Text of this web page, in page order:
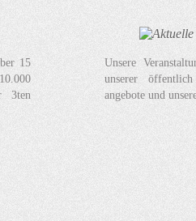
15
3ten
Unsere
unserer
angebote und